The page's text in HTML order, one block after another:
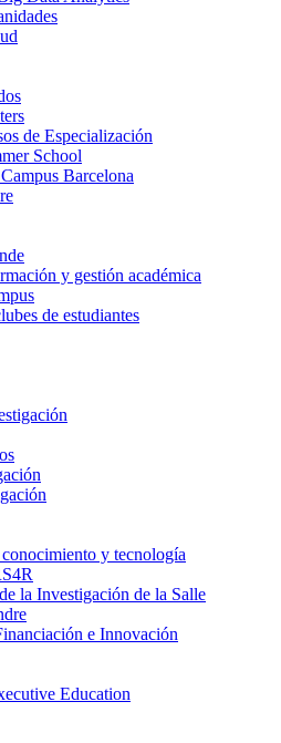
de Especialización
School
Barcelona
y gestión académica
de estudiantes
y tecnología
la Investigación de la Salle
e Innovación
Education